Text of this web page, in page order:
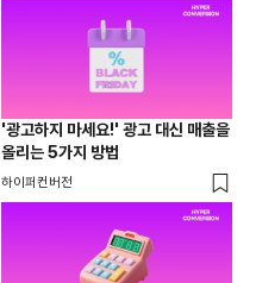
'광고하지 마세요!' 광고 대신 매출을
올리는 5가지 방법
하이퍼컨버전